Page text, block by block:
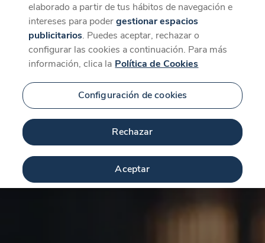
elaborado a partir de tus hábitos de navegación e
intereses para podergestionar espacios
publicitarios. Puedes aceptar, rechazar o
configurar las cookies a continuación. Para más
información, clica la Política de Cookies
Configuración de cookies
Rechazar
Aceptar